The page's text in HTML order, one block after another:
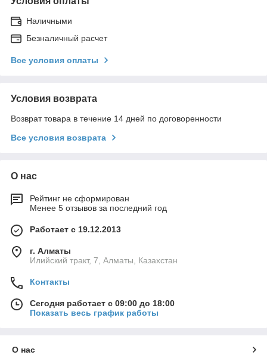
Наличными
Безналичный расчет
Все условия оплаты
Условия возврата
Возврат товара в течение 14 дней по договоренности
Все условия возврата
О нас
Рейтинг не сформирован
Менее 5 отзывов за последний год
Работает с 19.12.2013
г. Алматы
Илийский тракт, 7, Алматы, Казахстан
Контакты
Сегодня работает с 09:00 до 18:00
Показать весь график работы
О нас